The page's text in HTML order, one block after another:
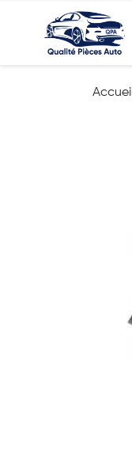
Accueil